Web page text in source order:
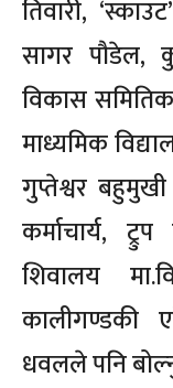
तिवारी,
सागर पौडेल,
विकास
माध्यमिक
गुप्तेश्वर
कर्माचार्य,
शिवालय
कालीगण्डकी
धवलले पनि